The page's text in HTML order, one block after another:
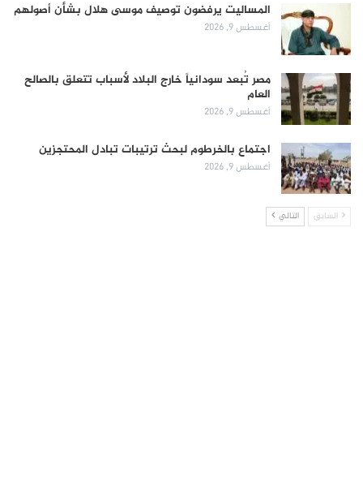
المساليت يرفضون توصيف موسى هلال بشأن أصولهم
أغسطس 9, 2026
مصر تُبعد سودانياً خارج البلاد لأسباب تتعلق بالصالح
العام
أغسطس 9, 2026
اجتماع بالخرطوم لبحث ترتيبات تبادل المحتجزين
أغسطس 9, 2026
السابق التالي